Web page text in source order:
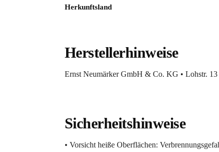
Herkunftsland
Herstellerhinweise
Ernst Neumärker GmbH & Co. KG • Lohstr.
Sicherheitshinweise
• Vorsicht heiße Oberflächen: